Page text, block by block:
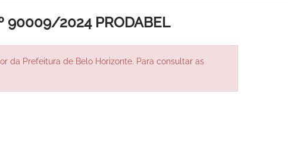
90009/2024 PRODABEL
da Prefeitura de Belo Horizonte. Para consultar as